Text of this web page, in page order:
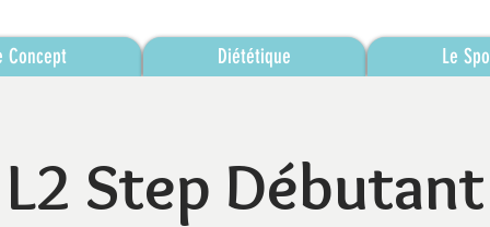
Concept Diététique Le
L2 Step Débutant